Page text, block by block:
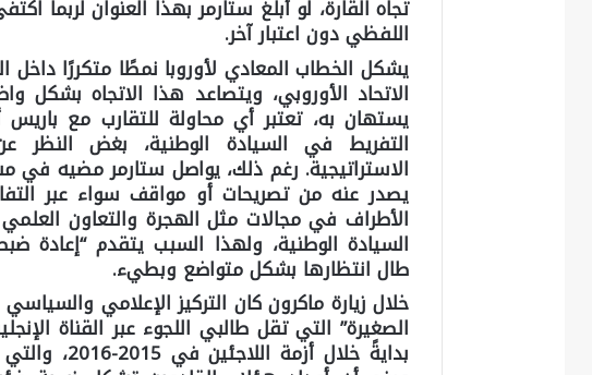
تجاه القارة، لو أُبلغ ستارمر بهذا العنوان لربما
اللفظي دون اعتبار آخر.
يشكل الخطاب المعادي لأوروبا نمطًا متكررًا
الاتحاد الأوروبي، ويتصاعد هذا الاتجاه
يستهان به، تعتبر أي محاولة للتقارب مع
التفريط في السيادة الوطنية، بغض النظر
الاستراتيجية. رغم ذلك، يواصل ستارمر مضيه في
يصدر عنه من تصريحات أو مواقف سواء عبر
الأطراف في مجالات مثل الهجرة والتعاون
السيادة الوطنية، ولهذا السبب يتقدم “إعادة
طال انتظارها بشكل متواضع وبطيء.
خلال زيارة ماكرون كان التركيز الإعلامي
الصغيرة” التي تقل طالبي اللجوء عبر القناة
بدايةً خلال